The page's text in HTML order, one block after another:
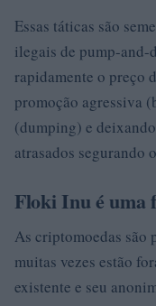
Essas táticas são
ilegais de pump-and-
rapidamente o preço
promoção agressiva
(dumping) e
atrasados ​​segurando
Floki Inu é uma
As criptomoedas são
muitas vezes estão
existente e seu